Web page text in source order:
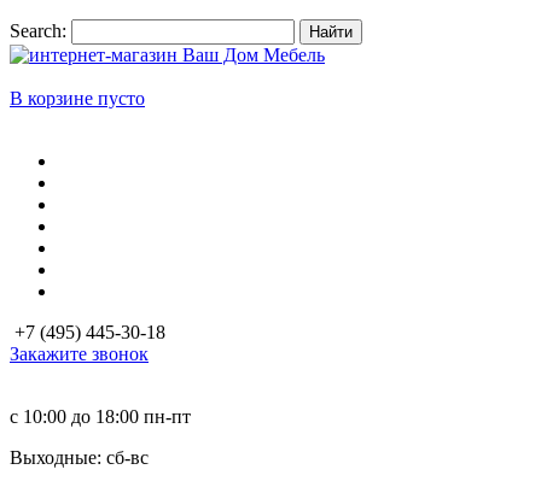
Search: Найти
В корзине пусто
+7 (495) 445-30-18
Закажите звонок
с 10:00 до 18:00 пн-пт
Выходные: сб-вc